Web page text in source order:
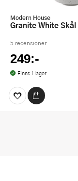
Modern House
Granite White
5 recensioner
249:-
Finns i lager